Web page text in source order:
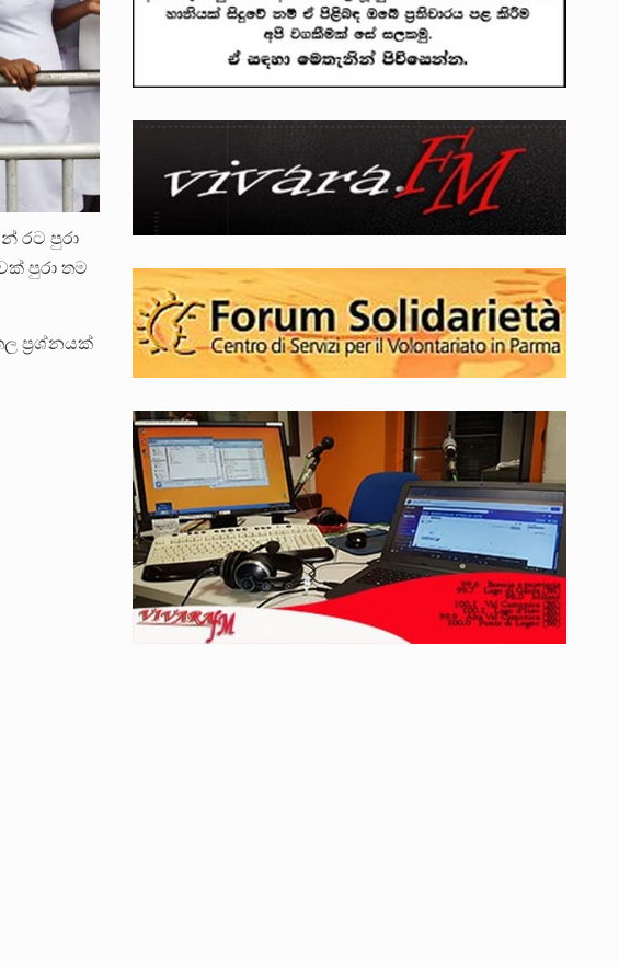
රට පුරා
පුරා තම
ප්‍රශ්නයක්